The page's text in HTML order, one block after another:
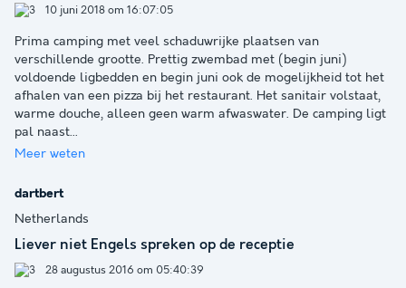
10 juni 2018 om 16:07:05
Prima camping met veel schaduwrijke plaatsen van
verschillende grootte. Prettig zwembad met (begin juni)
voldoende ligbedden en begin juni ook de mogelijkheid tot het
afhalen van een pizza bij het restaurant. Het sanitair volstaat,
warme douche, alleen geen warm afwaswater. De camping ligt
pal naast...
Meer weten
dartbert
Netherlands
Liever niet Engels spreken op de receptie
28 augustus 2016 om 05:40:39